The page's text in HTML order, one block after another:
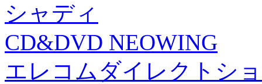
シャディ
CD&DVD NEOWING
エレコムダイレクトシ